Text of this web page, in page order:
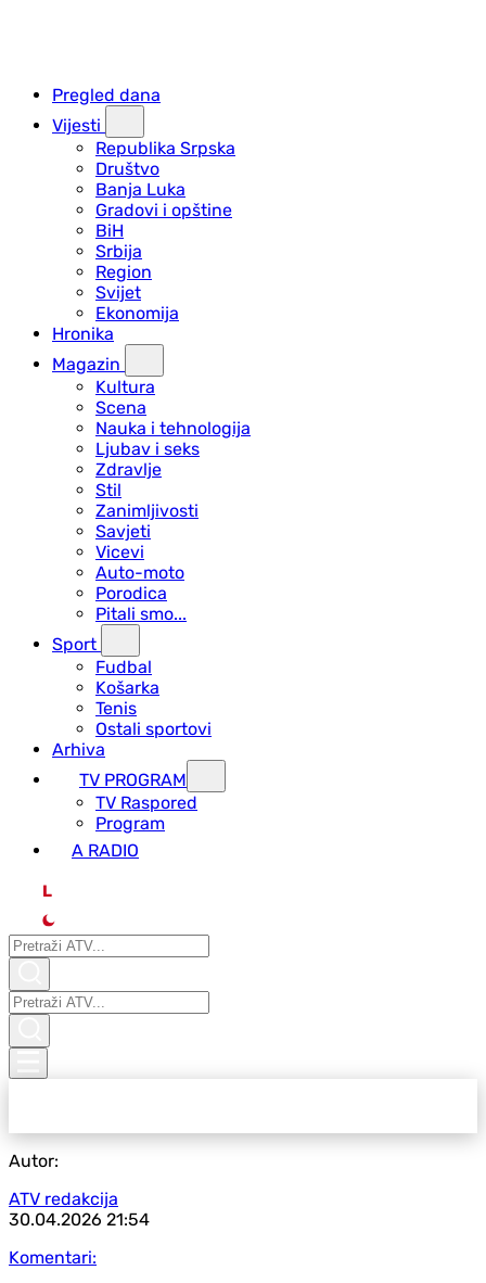
Pregled dana
Vijesti
Republika Srpska
Društvo
Banja Luka
Gradovi i opštine
BiH
Srbija
Region
Svijet
Ekonomija
Hronika
Magazin
Kultura
Scena
Nauka i tehnologija
Ljubav i seks
Zdravlje
Stil
Zanimljivosti
Savjeti
Vicevi
Auto-moto
Porodica
Pitali smo...
Sport
Fudbal
Košarka
Tenis
Ostali sportovi
Arhiva
TV PROGRAM
ТV Raspored
Program
A RADIO
L
Autor:
ATV redakcija
30.04.2026 21:54
Komentari: